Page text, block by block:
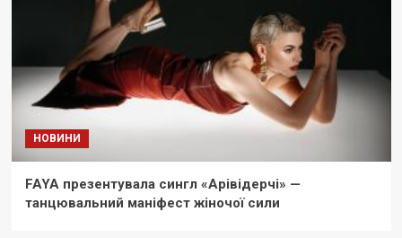
НОВИНИ
FAYA презентувала сингл «Арівідерчі» —
танцювальний маніфест жіночої сили